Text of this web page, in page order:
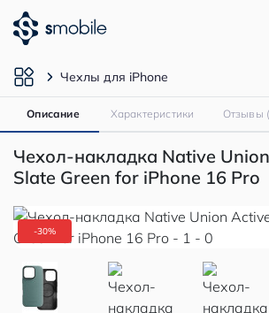
Чехлы для iPhone
Описание Характеристики Отзывы
Чехол-накладка Native
Slate Green for iPhone 16 Pro
-30%